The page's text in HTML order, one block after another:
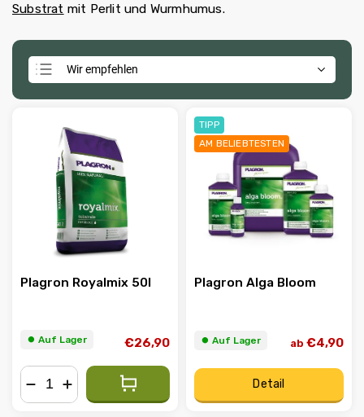
Substrat mit Perlit und Wurmhumus.
Wir empfehlen
Meistverkauft
Alphabetisch
Plagron Royalmix 50l
⏺︎ Auf Lager €26,90
TIPP
AM BELIEBTESTEN
Plagron Alga Bloom
⏺︎ Auf Lager ab €4,90
Detail